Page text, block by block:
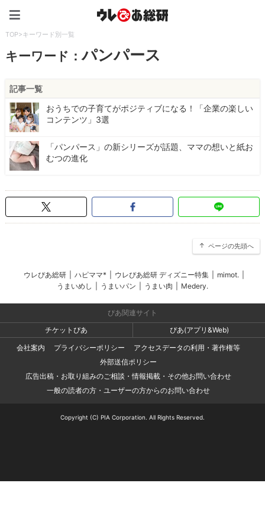
TOP>キーワード別一覧
キーワード：パンパース
記事一覧
おうちでの子育てがポジティブになる！「企業の楽しい
コンテンツ」3選
「パンパース」の新シリーズが話題、ママの想いと紙お
むつの進化
ページの先頭へ
ウレぴあ総研 ハピママ* ウレぴあ総研 ディズニー特集 mimot.
うまいめし
うまいパン うまい肉 Medery.
ぴあ関連サイト
チケットぴあ
ぴあ(アプリ&Web)
会社案内
プライバシーポリシー
アクセスデータの利用・著作権等
外部送信ポリシー
広告出稿・お取り組みのご相談・情報掲載・その他お問い合わせ
一般の読者の方・ユーザーの方からのお問い合わせ
Copyright (C) PIA Corporation. All Rights Reserved.